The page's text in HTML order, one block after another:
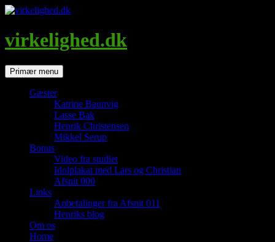
Hop
indhold
virkelighed.dk
SøgPrimær menu
Gæster
Katrine Baunvig
Lasse Bak
Henrik Christensen
Mikkel Serup
Bonus
Video fra studiet
Idolplakat med Lars og Christian
Afsnit 000
Links
Anbefalinger fra Afsnit 011
Henriks blog
Om os
Home